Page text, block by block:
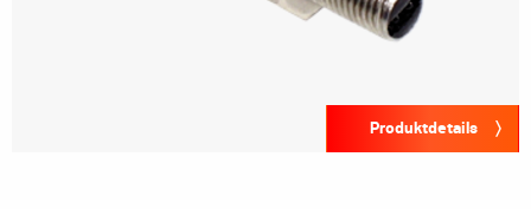
Produktdetails